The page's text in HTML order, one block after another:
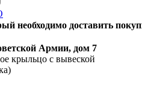
необходимо доставить
Армии, дом 7
крыльцо с вывеской